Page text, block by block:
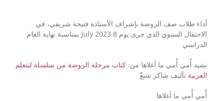
أداء طلاب صف الروضة بإشراف الأستاذة فتيحة شريفي، في
الاحتفال السنوي الذي جرى يوم 8 July 2023 بمناسبة نهاية العام
الدراسي
نشيد أُمي أُمي ما أغلاها من كتاب مرحلة الروضة من سلسلة لنتعلم
العربية تأليف شاكر شبعْ
أُمي أُمي ما أغلاها